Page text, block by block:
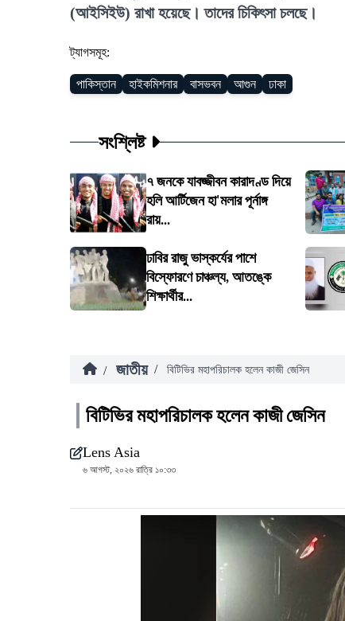
(আইসিইউ) রাখা হয়েছে। তাদের চিকিৎসা চলছে।
ট্যাগসমূহ:
পাকিস্তান হাইকমিশনার বাসভবন আগুন ঢাকা
সংশ্লিষ্ট
৭ জনকে যাবজ্জীবন কারাদণ্ড দিয়ে
হলি আর্টিজেন হা'মলার পূর্নাঙ্গ
রায়...
ঢাবির রাজু ভাস্কর্যের পাশে
বিস্ফোরণে চাঞ্চল্য, আতঙ্কে
শিক্ষার্থীর...
/ জাতীয় / বিটিভির মহাপরিচালক হলেন কাজী জেসিন
বিটিভির মহাপরিচালক হলেন কাজী জেসিন
Lens Asia
৬ আগস্ট, ২০২৬ রাত্রি ১০:৩৩